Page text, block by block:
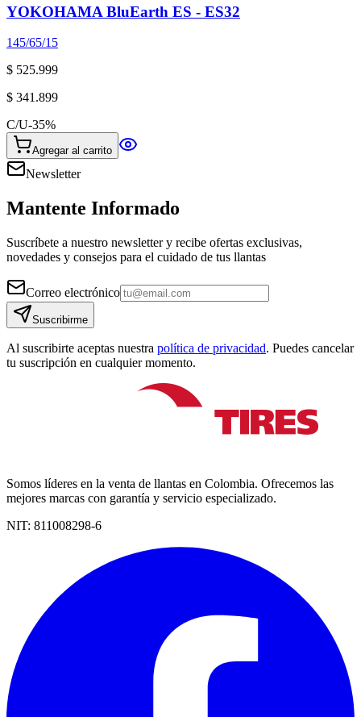
YOKOHAMA BluEarth ES - ES32
145/65/15
$ 525.999
$ 341.899
C/U-35%
Agregar al carrito
Newsletter
Mantente Informado
Suscríbete a nuestro newsletter y recibe ofertas exclusivas,
novedades y consejos para el cuidado de tus llantas
Correo electrónico
Suscribirme
Al suscribirte aceptas nuestra política de privacidad. Puedes cancelar
tu suscripción en cualquier momento.
Somos líderes en la venta de llantas en Colombia. Ofrecemos las
mejores marcas con garantía y servicio especializado.
NIT: 811008298-6